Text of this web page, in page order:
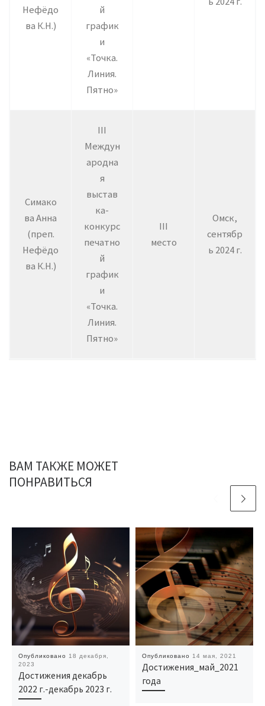
Нефёдо
ва К.Н.)
й
график
и
«Точка.
Линия.
Пятно»
Симако
ва Анна
(преп.
Нефёдо
ва К.Н.)
III
Междун
ародна
я
выстав
ка-
конкурс
печатно
й
график
и
«Точка.
Линия.
Пятно»
III
место
Омск,
сентябр
ь 2024 г.
ВАМ ТАКЖЕ МОЖЕТ
ПОНРАВИТЬСЯ
Опубликовано 18 декабря,
2023
Достижения декабрь
2022 г.-декабрь 2023 г.
Опубликовано 14 мая, 2021
Достижения_май_2021
года